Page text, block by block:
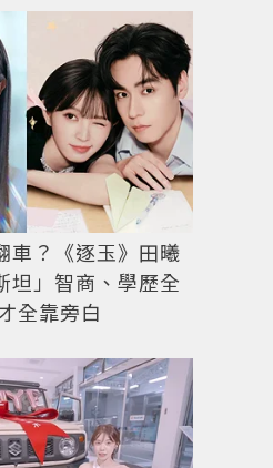
車？《逐玉》田曦
坦」智商、學歷全
全靠旁白